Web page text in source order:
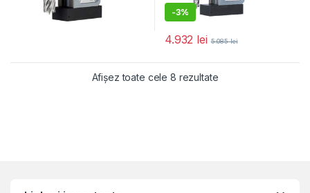
-3%
4.932 lei 5.085lei
Afișez toate cele 8 rezultateSortat după